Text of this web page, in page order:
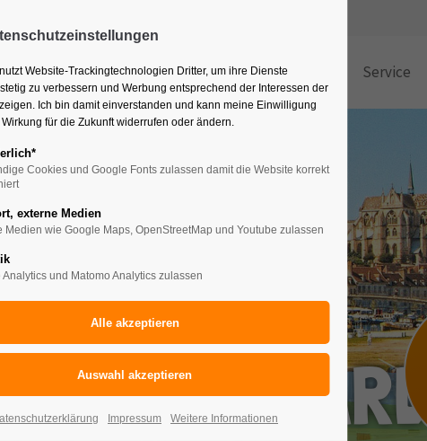
Klassenfahrten Pilgerreisen Studienreisen Service
BERNHARD
Website-Trackingtechnologien Dritter, um ihre Dienste
zu verbessern und Werbung entsprechend der Interessen der
Ich bin damit einverstanden und kann meine Einwilligung
für die Zukunft widerrufen oder ändern.
Cookies und Google Fonts zulassen damit die Website korrekt
externe Medien
Medien wie Google Maps, OpenStreetMap und Youtube zulassen
Analytics und Matomo Analytics zulassen
Impressum Weitere Informationen